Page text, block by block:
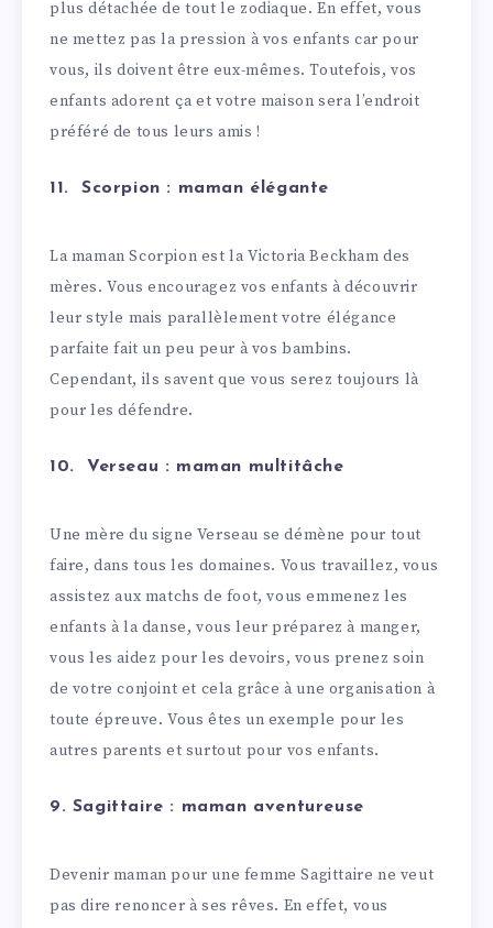
plus détachée de tout le zodiaque. En effet, vous
ne mettez pas la pression à vos enfants car pour
vous, ils doivent être eux-mêmes. Toutefois, vos
enfants adorent ça et votre maison sera l’endroit
préféré de tous leurs amis !
11. Scorpion : maman élégante
La maman Scorpion est la Victoria Beckham des
mères. Vous encouragez vos enfants à découvrir
leur style mais parallèlement votre élégance
parfaite fait un peu peur à vos bambins.
Cependant, ils savent que vous serez toujours là
pour les défendre.
10. Verseau : maman multitâche
Une mère du signe Verseau se démène pour tout
faire, dans tous les domaines. Vous travaillez, vous
assistez aux matchs de foot, vous emmenez les
enfants à la danse, vous leur préparez à manger,
vous les aidez pour les devoirs, vous prenez soin
de votre conjoint et cela grâce à une organisation à
toute épreuve. Vous êtes un exemple pour les
autres parents et surtout pour vos enfants.
9. Sagittaire : maman aventureuse
Devenir maman pour une femme Sagittaire ne veut
pas dire renoncer à ses rêves. En effet, vous